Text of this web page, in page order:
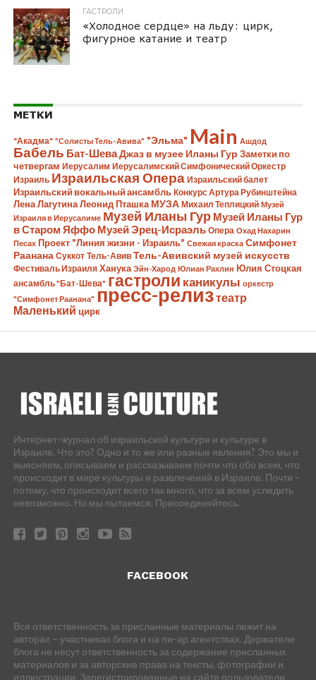
ГАСТРОЛИ
«Холодное сердце» на льду: цирк,
фигурное катание и театр
МЕТКИ
"Акадма" "Солисты Тель-Авива" "Эльма" Main Ашдод
Бабель Бат-ШеваДжаз в музее Иланы Гур Заметки по
четвергам Иерусалим Иерусалимский Симфонический Оркестр
Израиль Израильская Опера Израильский балет
Израильский вокальный ансамбль Конкурс Артура Рубинштейна
Лена Лагутина Леонид Пташка МУЗА Михаил Теплицкий Музей
Израиля в Иерусалиме Музей Иланы Гур Музей Иланы Гур
в Старом Яффо Музей Эрец-Исраэль Опера Охад Нахарин
Песах Проект "Линия жизни - Израиль" Свежая краска Симфонет
Раанана Суккот Тель-Авив Тель-Авивский музей искусств
Фестиваль Израиля Ханука Эйн-Харод Юлиан Рахлин Юлия Стоцкая
ансамбль "Бат-Шева" гастроли каникулы оркестр
"Симфонет Раанана" пресс-релизтеатр
Маленький цирк
Интернет-журнал об израильской культуре и культуре в
Израиле. Что это? Одно и то же или разные явления? Это мы и
выясняем, описываем и рассказываем почти что обо всем, что
происходит в мире культуры и развлечений в Израиле. Почти -
потому, что происходит всего так много, что за всем уследить
невозможно. Но мы пытаемся. Присоединяйтесь.
FACEBOOK
Вся ответственность за присланные материалы лежит на
авторах – участниках блога и на пи-ар агентствах. Держатели
блога не несут ответственность за содержание присланных
материалов и за авторские права на тексты, фотографии и
иллюстрации. Зарегистрированные на сайте пользователи,